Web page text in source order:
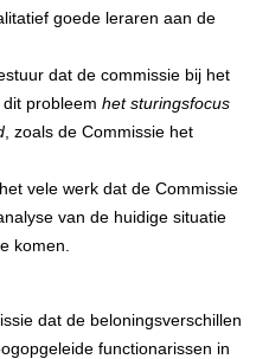
goede leraren aan de
dat de commissie bij het
dit probleemhet sturingsfocus
, zoals de Commissie het
vele werk dat de Commissie
van de huidige situatie
komen.
dat de beloningsverschillen
functionarissen in